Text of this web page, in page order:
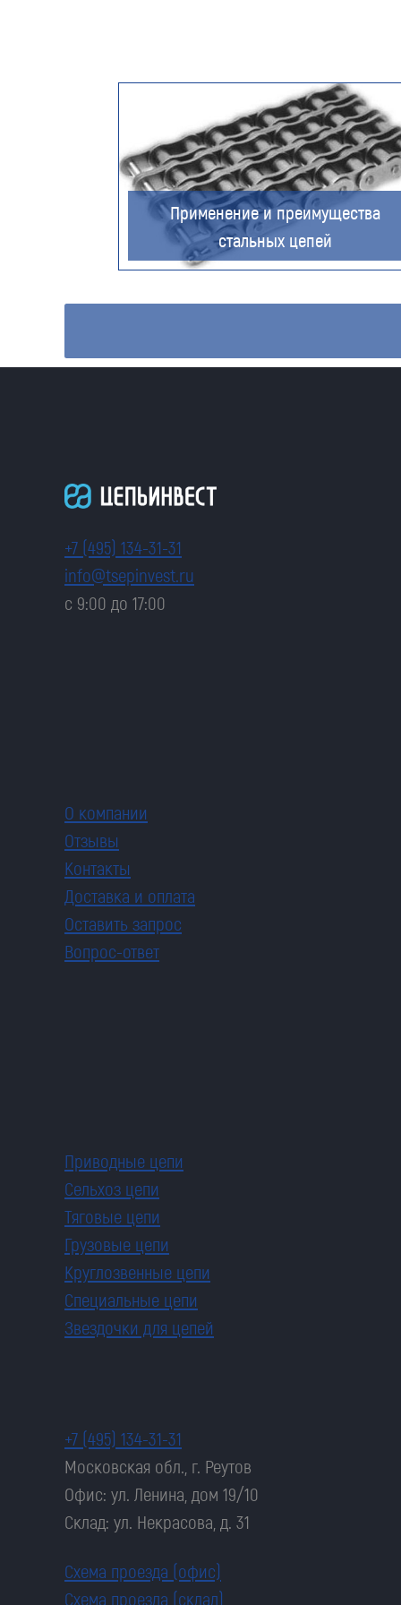
Применение и преимущества
стальных цепей
+7 (495) 134-31-31
info@tsepinvest.ru
с 9:00 до 17:00
О компании
Отзывы
Контакты
Доставка и оплата
Оставить запрос
Вопрос-ответ
Приводные цепи
Сельхоз цепи
Тяговые цепи
Грузовые цепи
Круглозвенные цепи
Специальные цепи
Звездочки для цепей
+7 (495) 134-31-31
Московская обл., г. Реутов
Офис: ул. Ленина, дом 19/10
Склад: ул. Некрасова, д. 31
Схема проезда (офис)
Схема проезда (склад)